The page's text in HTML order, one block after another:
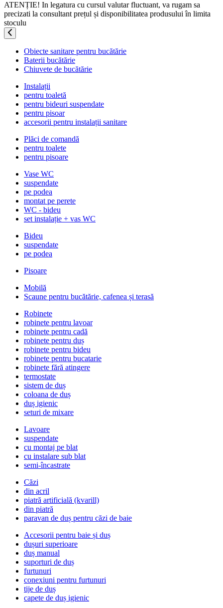
ATENȚIE! In legatura cu cursul valutar fluctuant, va rugam sa
precizati la consultant prețul și disponibilitatea produsului în limita
stoculu
Obiecte sanitare pentru bucătărie
Baterii bucătărie
Chiuvete de bucătărie
Instalații
pentru toaletă
pentru bideuri suspendate
pentru pisoar
accesorii pentru instalații sanitare
Plăci de comandă
pentru toalete
pentru pisoare
Vase WC
suspendate
pe podea
montat pe perete
WC - bideu
set instalație + vas WC
Bideu
suspendate
pe podea
Pisoare
Mobilă
Scaune pentru bucătărie, cafenea și terasă
Robinete
robinete pentru lavoar
robinete pentru cadă
robinete pentru duș
robinete pentru bideu
robinete pentru bucatarie
robinete fără atingere
termostate
sistem de duș
coloana de duș
duș igienic
seturi de mixare
Lavoare
suspendate
cu montaj pe blat
cu instalare sub blat
semi-încastrate
Căzi
din acril
piatră artificială (kvarill)
din piatră
paravan de duș pentru căzi de baie
Accesorii pentru baie și duș
dușuri superioare
duș manual
suporturi de duș
furtunuri
conexiuni pentru furtunuri
tije de duș
capete de duș igienic